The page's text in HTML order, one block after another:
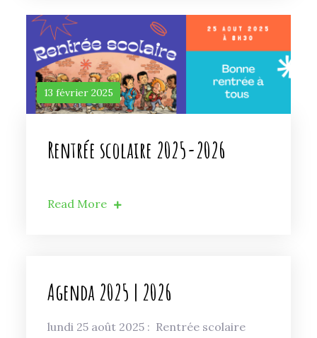
13 février 2025
Rentrée scolaire 2025-2026
Read More
Agenda 2025 | 2026
lundi 25 août 2025 : Rentrée scolaire